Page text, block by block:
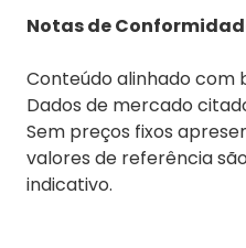
Notas de
Conteúdo alinhado com
Dados de mercado
Sem preços fixos
valores de referência
indicativo.